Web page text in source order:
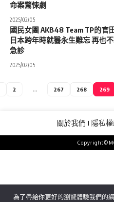
命案驚悚劇
2025/02/05
國民女團 AKB48 Team TP的官
日本跨年時就醫永生難忘 再也
急診
2025/02/05
2 ... 267 268 269
關於我們 隱私
為了帶給你更好的瀏覽體驗我們的